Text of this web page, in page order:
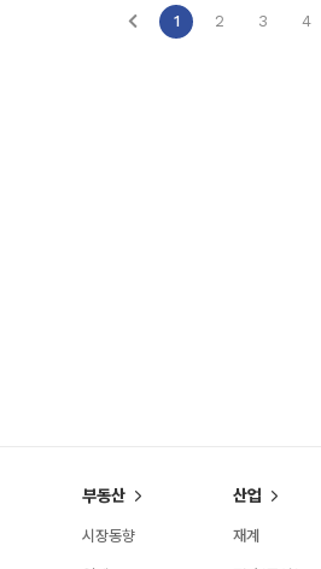
1 2 3 4
부동산
시장동향
산업
재계